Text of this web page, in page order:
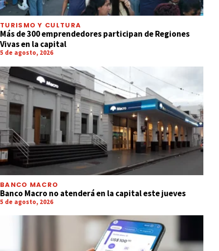
TURISMO Y CULTURA
Más de 300 emprendedores participan de Regiones
Vivas en la capital
5 de agosto, 2026
BANCO MACRO
Banco Macro no atenderá en la capital este jueves
5 de agosto, 2026